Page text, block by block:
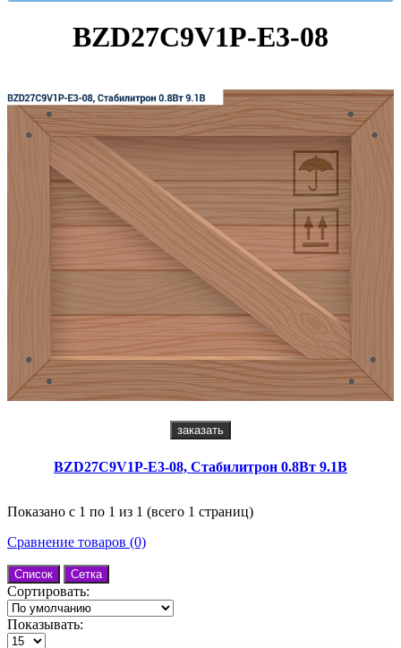
BZD27C9V1P-E3-08
заказать
BZD27C9V1P-E3-08, Стабилитрон 0.8Вт 9.1В
Показано с 1 по 1 из 1 (всего 1 страниц)
Сравнение товаров (0)
Список Сетка
Сортировать:
Показывать: